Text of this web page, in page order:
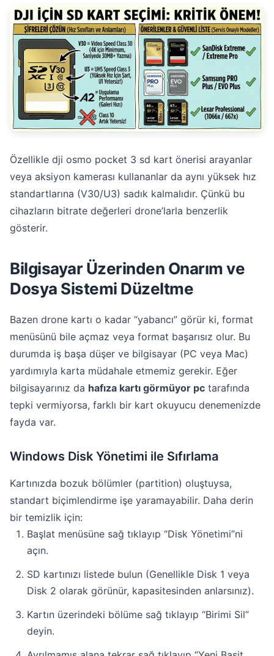
Özellikle dji osmo pocket 3 sd kart önerisi arayanlar
veya aksiyon kamerası kullananlar da aynı yüksek hız
standartlarına (V30/U3) sadık kalmalıdır. Çünkü bu
cihazların bitrate değerleri drone’larla benzerlik
gösterir.
Bilgisayar Üzerinden Onarım ve
Dosya Sistemi Düzeltme
Bazen drone kartı o kadar “yabancı” görür ki, format
menüsünü bile açmaz veya format başarısız olur. Bu
durumda iş başa düşer ve bilgisayar (PC veya Mac)
yardımıyla karta müdahale etmemiz gerekir. Eğer
bilgisayarınız da hafıza kartı görmüyor pc tarafında
tepki vermiyorsa, farklı bir kart okuyucu denemenizde
fayda var.
Windows Disk Yönetimi ile Sıfırlama
Kartınızda bozuk bölümler (partition) oluştuysa,
standart biçimlendirme işe yaramayabilir. Daha derin
bir temizlik için:
Başlat menüsüne sağ tıklayıp “Disk Yönetimi”ni
açın.
SD kartınızı listede bulun (Genellikle Disk 1 veya
Disk 2 olarak görünür, kapasitesinden anlarsınız).
Kartın üzerindeki bölüme sağ tıklayıp “Birimi Sil”
deyin.